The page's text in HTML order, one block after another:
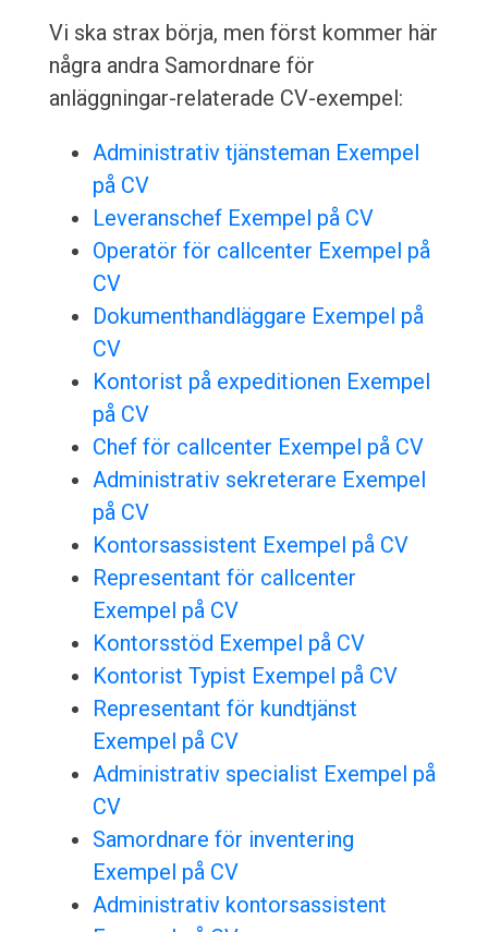
Vi ska strax börja, men först kommer här
några andra Samordnare för
anläggningar-relaterade CV-exempel:
Administrativ tjänsteman Exempel
på CV
Leveranschef Exempel på CV
Operatör för callcenter Exempel på
CV
Dokumenthandläggare Exempel på
CV
Kontorist på expeditionen Exempel
på CV
Chef för callcenter Exempel på CV
Administrativ sekreterare Exempel
på CV
Kontorsassistent Exempel på CV
Representant för callcenter
Exempel på CV
Kontorsstöd Exempel på CV
Kontorist Typist Exempel på CV
Representant för kundtjänst
Exempel på CV
Administrativ specialist Exempel på
CV
Samordnare för inventering
Exempel på CV
Administrativ kontorsassistent